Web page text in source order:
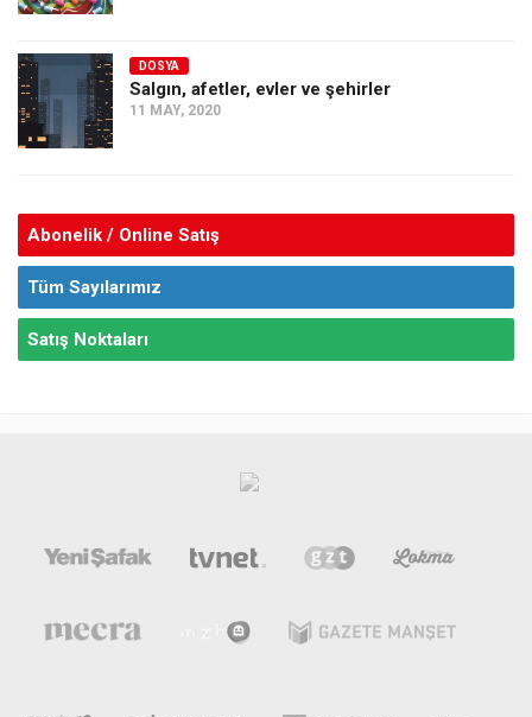
DOSYA
Salgın, afetler, evler ve şehirler
11 MAY, 2020
Abonelik / Online Satış
Tüm Sayılarımız
Satış Noktaları